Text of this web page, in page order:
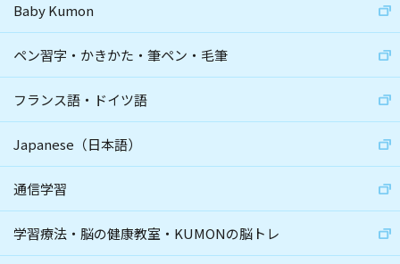
Baby Kumon
ペン習字・かきかた・筆ペン・毛筆
フランス語・ドイツ語
Japanese（日本語）
通信学習
学習療法・脳の健康教室・KUMONの脳トレ